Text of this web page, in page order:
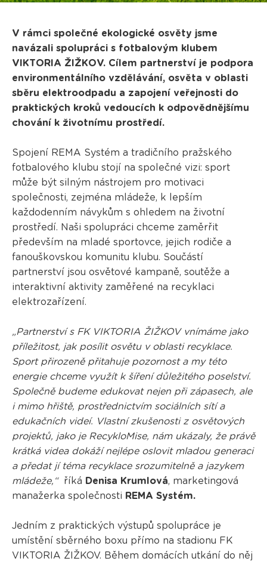
V rámci společné ekologické osvěty jsme
navázali spolupráci s fotbalovým klubem
VIKTORIA ŽIŽKOV. Cílem partnerství je podpora
environmentálního vzdělávání, osvěta v oblasti
sběru elektroodpadu a zapojení veřejnosti do
praktických kroků vedoucích k odpovědnějšímu
chování k životnímu prostředí.
Spojení REMA Systém a tradičního pražského
fotbalového klubu stojí na společné vizi: sport
může být silným nástrojem pro motivaci
společnosti, zejména mládeže, k lepším
každodenním návykům s ohledem na životní
prostředí. Naši spolupráci chceme zaměrřit
především na mladé sportovce, jejich rodiče a
fanouškovskou komunitu klubu. Součástí
partnerství jsou osvětové kampaně, soutěže a
interaktivní aktivity zaměřené na recyklaci
elektrozařízení.
„Partnerství s FK VIKTORIA ŽIŽKOV vnímáme jako
příležitost, jak posílit osvětu v oblasti recyklace.
Sport přirozeně přitahuje pozornost a my této
energie chceme využít k šíření důležitého poselství.
Společně budeme edukovat nejen při zápasech, ale
i mimo hřiště, prostřednictvím sociálních sítí a
edukačních videí. Vlastní zkušenosti z osvětových
projektů, jako je RecykloMise, nám ukázaly, že právě
krátká videa dokáží nejlépe oslovit mladou generaci
a předat jí téma recyklace srozumitelně a jazykem
mládeže,“říká Denisa Krumlová, marketingová
manažerka společnosti REMA Systém.
Jedním z praktických výstupů spolupráce je
umístění sběrného boxu přímo na stadionu FK
VIKTORIA ŽIŽKOV. Během domácích utkání do něj